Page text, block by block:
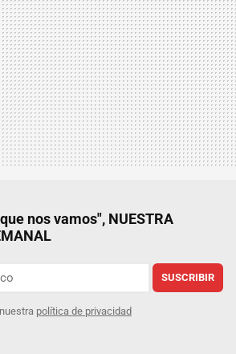
nos vamos", NUESTRA
SUSCRIBIR
política de privacidad